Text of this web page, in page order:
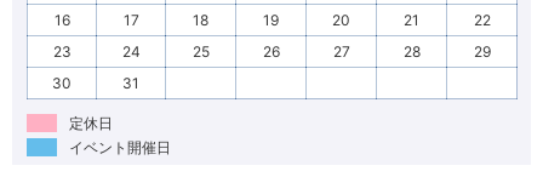
16
17 18 19 20 21
22
23
24 25 26 27 28
29
30
31
定休日
イベント開催日